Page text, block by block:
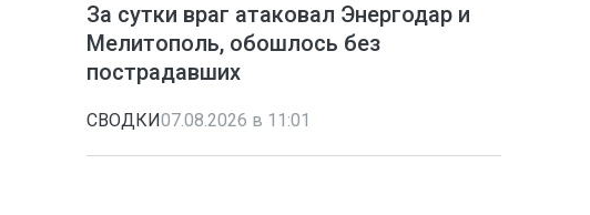
За сутки враг атаковал Энергодар и
Мелитополь, обошлось без
пострадавших
СВОДКИ07.08.2026 в 11:01